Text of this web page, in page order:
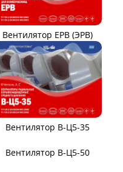
Вентилятор ЕРВ (ЭРВ)
Вентилятор В-Ц5-35